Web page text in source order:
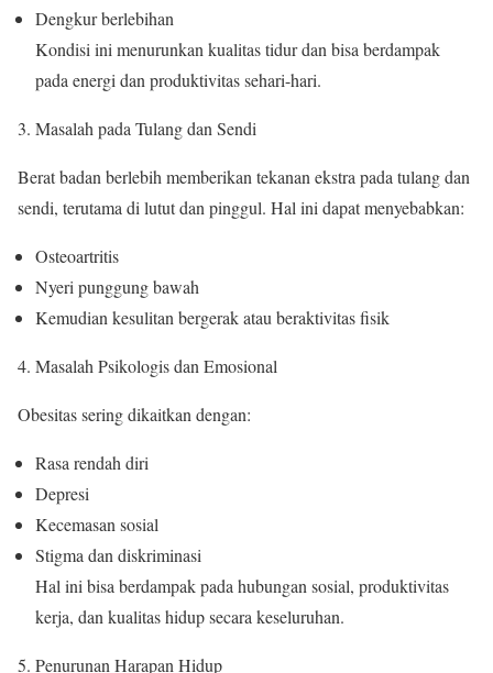
Dengkur berlebihan
Kondisi ini menurunkan kualitas tidur dan bisa berdampak
pada energi dan produktivitas sehari-hari.
Masalah pada Tulang dan Sendi
Berat badan berlebih memberikan tekanan ekstra pada tulang dan
sendi, terutama di lutut dan pinggul. Hal ini dapat menyebabkan:
Osteoartritis
Nyeri punggung bawah
Kemudian kesulitan bergerak atau beraktivitas fisik
Masalah Psikologis dan Emosional
Obesitas sering dikaitkan dengan:
Rasa rendah diri
Depresi
Kecemasan sosial
Stigma dan diskriminasi
Hal ini bisa berdampak pada hubungan sosial, produktivitas
kerja, dan kualitas hidup secara keseluruhan.
Penurunan Harapan Hidup